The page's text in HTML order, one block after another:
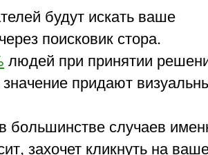
будут искать ваше
поисковик стора.
людей при принятии
придают
большинстве случаев
захочет кликнуть на